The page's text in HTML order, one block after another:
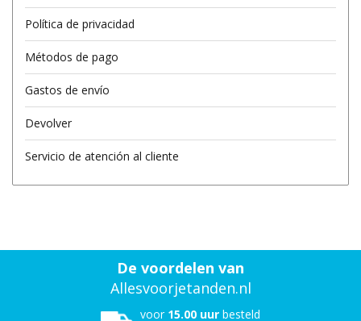
Política de privacidad
Métodos de pago
Gastos de envío
Devolver
Servicio de atención al cliente
De voordelen van
Allesvoorjetanden.nl
voor 15.00 uur besteld